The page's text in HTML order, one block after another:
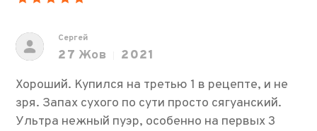
Сергей
27 Жов
2021
Хороший. Купился на третью 1 в рецепте, и не
зря. Запах сухого по сути просто сягуанский.
Ультра нежный пуэр, особенно на первых 3